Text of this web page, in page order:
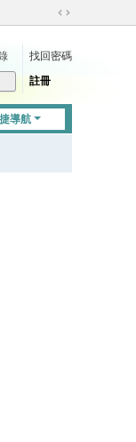
切
到
找回密碼
註冊
導航